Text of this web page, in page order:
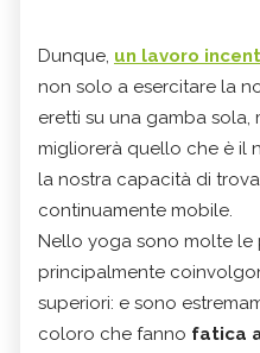
Dunque, un lavoro
non solo a esercitare la
eretti su una gamba
migliorerà quello che è il
la nostra capacità di
continuamente mobile.
Nello yoga sono molte le
principalmente
superiori: e sono
coloro che fanno fatica